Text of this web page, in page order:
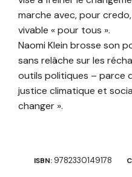
marche avec, pour
vivable « pour tous ».
Naomi Klein brosse son
sans relâche sur les
outils politiques – parce
justice climatique et
changer ».
ISBN: 9782330149178